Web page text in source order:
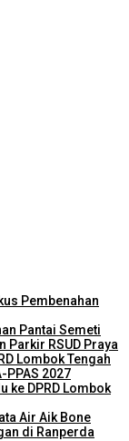
Pembenahan
Pantai Semeti
Parkir RSUD Praya
Lombok Tengah
PPAS 2027
ke DPRD Lombok
Air Aik Bone
di Ranperda